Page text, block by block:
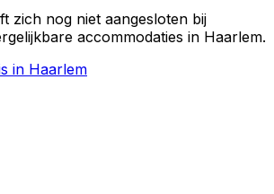
zich nog niet aangesloten bij
accommodaties in Haarlem.
in Haarlem